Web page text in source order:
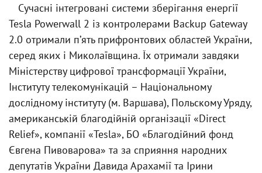
Сучасні інтегровані системи зберігання енергії
Tesla Powerwall 2 із контролерами Backup Gateway
2.0 отримали пʼять прифронтових областей України,
серед яких і Миколаївщина. Їх отримали завдяки
Міністерству цифрової трансформації України,
Інституту телекомунікацій – Національному
дослідному інституту (м. Варшава), Польскому Уряду,
американській благодійній організації «Direct
Relief», компанії «Tesla», БО «Благодійний фонд
Євгена Пивоварова» та за сприяння народних
депутатів України Давида Арахамії та Ірини